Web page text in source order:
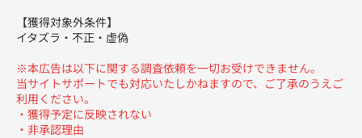
【獲得対象外条件】
イタズラ・不正・虚偽
※本広告は以下に関する調査依頼を一切お受けできません。
当サイトサポートでも対応いたしかねますので、ご了承のうえご
利用ください。
・獲得予定に反映されない
・非承認理由